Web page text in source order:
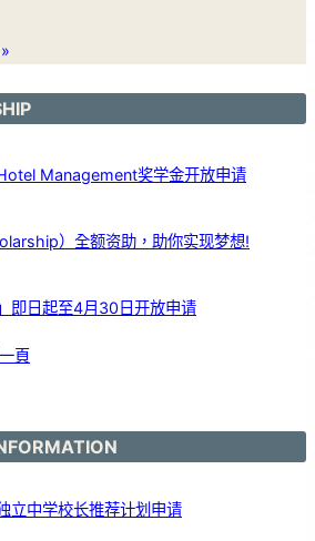
»
Management奖学金开放申请
）全额资助，助你实现梦想!
即日起至4月30日开放申请
頁
立中学校长推荐计划申请